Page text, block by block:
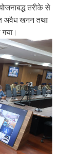
तरीके से
अवैध खनन तथा
गया।